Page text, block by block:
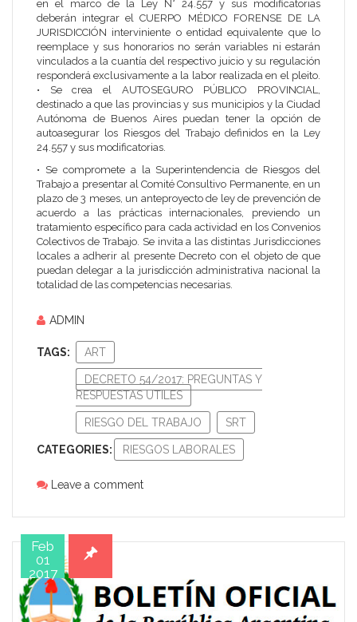
en el marco de la Ley N° 24.557 y sus modificatorias
deberán integrar el CUERPO MÉDICO FORENSE DE LA
JURISDICCIÓN interviniente o entidad equivalente que lo
reemplace y sus honorarios no serán variables ni estarán
vinculados a la cuantía del respectivo juicio y su regulación
responderá exclusivamente a la labor realizada en el pleito.
• Se crea el AUTOSEGURO PÚBLICO PROVINCIAL,
destinado a que las provincias y sus municipios y la Ciudad
Autónoma de Buenos Aires puedan tener la opción de
autoasegurar los Riesgos del Trabajo definidos en la Ley
24.557 y sus modificatorias.
• Se compromete a la Superintendencia de Riesgos del
Trabajo a presentar al Comité Consultivo Permanente, en un
plazo de 3 meses, un anteproyecto de ley de prevención de
acuerdo a las prácticas internacionales, previendo un
tratamiento específico para cada actividad en los Convenios
Colectivos de Trabajo. Se invita a las distintas Jurisdicciones
locales a adherir al presente Decreto con el objeto de que
puedan delegar a la jurisdicción administrativa nacional la
totalidad de las competencias necesarias.
ADMIN
TAGS: ART
DECRETO 54/2017: PREGUNTAS Y
RESPUESTAS UTILES
RIESGO DEL TRABAJO SRT
CATEGORIES: RIESGOS LABORALES
Leave a comment
Feb
01
2017